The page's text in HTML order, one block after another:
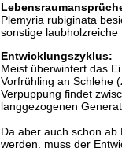
Plemyria rubiginata
sonstige laubholzreiche
Entwicklungszyklus:
Meist überwintert das
Vorfrühling an Schlehe
Verpuppung findet
langgezogenen
Da aber auch schon ab
werden, muss der